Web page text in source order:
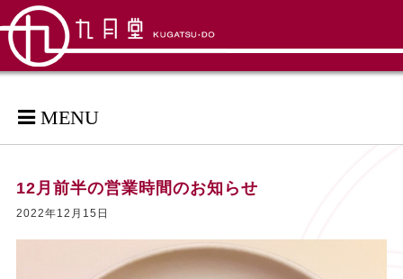
MENU
12月前半の営業時間のお知らせ
2022年12月15日